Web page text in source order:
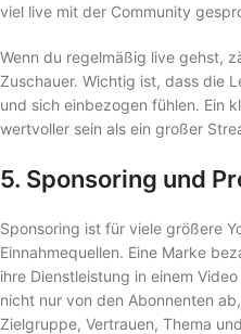
viel live mit der Community
Wenn du regelmäßig live gehst,
Zuschauer. Wichtig ist, dass die
und sich einbezogen fühlen. Ein
wertvoller sein als ein großer
5. Sponsoring und
Sponsoring ist für viele größere
Einnahmequellen. Eine Marke
ihre Dienstleistung in einem
nicht nur von den Abonnenten
Zielgruppe, Vertrauen, Thema